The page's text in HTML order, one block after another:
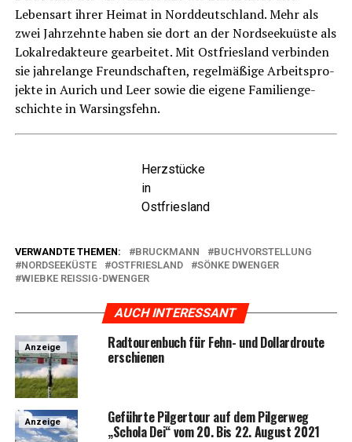
Lebens­art ihrer Hei­mat in Nord­deutsch­land. Mehr als
zwei Jahr­zehn­te haben sie dort an der Nord­see­ku­üs­te als
Lokal­re­dak­teu­re gear­bei­tet. Mit Ost­fries­land ver­bin­den
sie jah­re­lan­ge Freund­schaf­ten, regel­mä­ßi­ge Arbeits­pro­
jek­te in Aurich und Leer sowie die eige­ne Fami­li­en­ge­
schich­te in Warsingsfehn.
Herz­stü­cke
in
Ostfriesland
VERWANDTE THEMEN: BRUCKMANN
BUCHVORSTELLUNG
NORDSEEKÜSTE
OSTFRIESLAND
SÖNKE DWENGER
WIEBKE REISSIG-DWENGER
AUCH INTERESSANT
Anzeige Rad­tou­ren­buch für Fehn- und Dol­lard­rou­te
erschienen
Anzeige Geführ­te Pil­ger­tour auf dem Pil­ger­weg
„Scho­la Dei“ vom 20. Bis 22. August 2021